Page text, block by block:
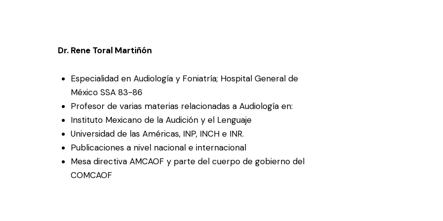
Dr. Rene Toral Martiñón
Especialidad en Audiología y Foniatría; Hospital General de
México SSA 83-86
Profesor de varias materias relacionadas a Audiología en:
Instituto Mexicano de la Audición y el Lenguaje
Universidad de las Américas, INP, INCH e INR.
Publicaciones a nivel nacional e internacional
Mesa directiva AMCAOF y parte del cuerpo de gobierno del
COMCAOF